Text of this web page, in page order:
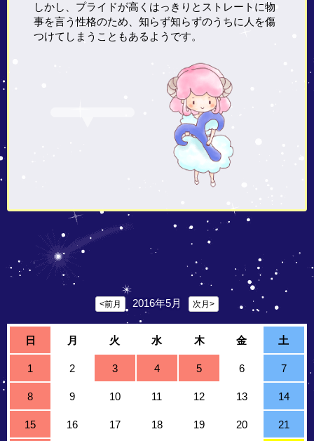
しかし、プライドが高くはっきりとストレートに物
事を言う性格のため、知らず知らずのうちに人を傷
つけてしまうこともあるようです。
<前月 2016年5月 次月>
日 月 火 水 木 金 土
1 2 3 4 5 6 7
8 9 10 11 12 13 14
15 16 17 18 19 20 21